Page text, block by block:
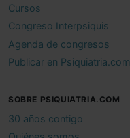
Cursos
Congreso Interpsiquis
Agenda de congresos
Publicar en Psiquiatria.com
SOBRE PSIQUIATRIA.COM
30 años contigo